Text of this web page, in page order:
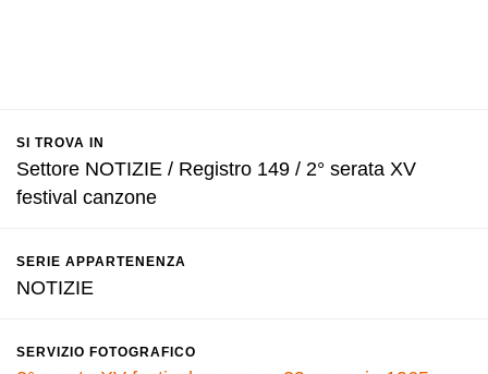
SI TROVA IN
Settore NOTIZIE / Registro 149 / 2° serata XV
festival canzone
SERIE APPARTENENZA
NOTIZIE
SERVIZIO FOTOGRAFICO